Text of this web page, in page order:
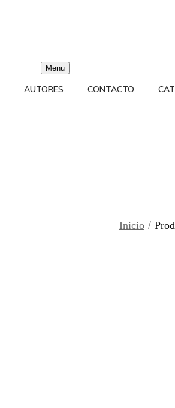
Menu
AUTORES CONTACTO CAT
Inicio